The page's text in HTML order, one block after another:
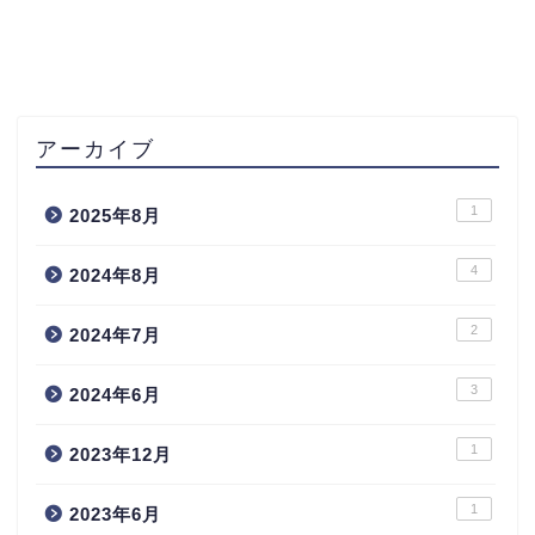
アーカイブ
2025年8月 1
2024年8月 4
2024年7月 2
2024年6月 3
2023年12月 1
2023年6月 1